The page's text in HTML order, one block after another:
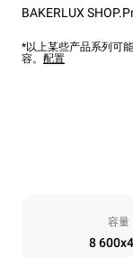
BAKERLUX
*以上某些产品系列可
容。 配置
容量
8